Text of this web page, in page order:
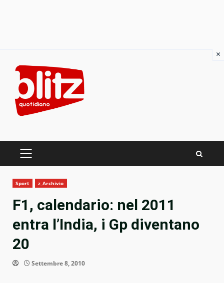
content
PRIMARY
Sport z_Archivio
F1, calendario: nel 2011
entra l’India, i Gp diventano
20
Settembre 8, 2010
×